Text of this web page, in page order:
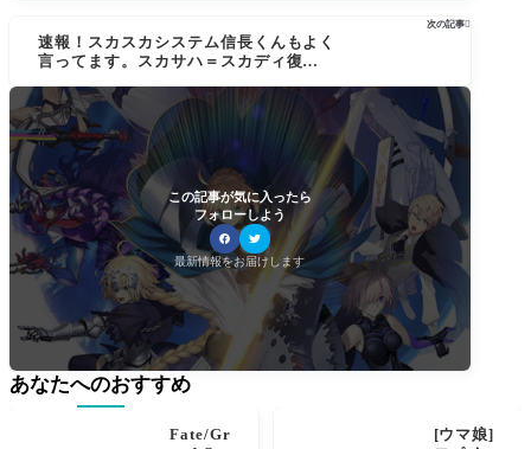
アナちゃん牛若丸がかわいい それ以上
必要か？
次の記事
速報！スカスカシステム信長くんもよく
言ってます。スカサハ＝スカディ復刻〜
ライト版まとめ]星４サーヴァント配布！
今年のサンタはナイチンゲール
この記事が気に入ったら
フォローしよう
最新情報をお届けします
あなたへのおすすめ
Fate/Gr
[ウマ娘]